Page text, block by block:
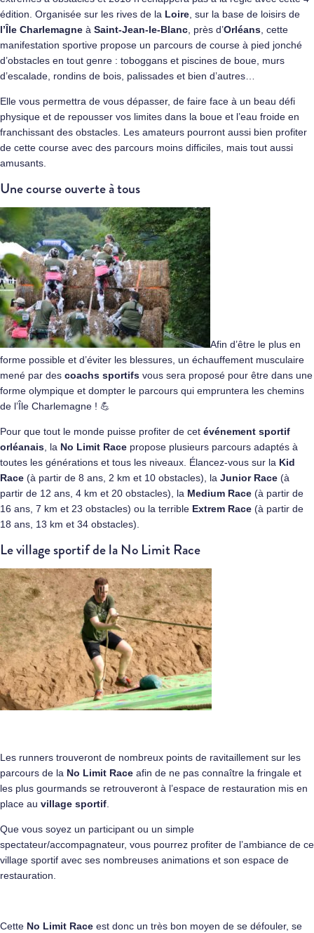
édition. Organisée sur les rives de la Loire , sur la base de loisirs de
l’Île Charlemagne à Saint-Jean-le-Blanc , près d’Orléans , cette
manifestation sportive propose un parcours de course à pied jonché
d’obstacles en tout genre : toboggans et piscines de boue, murs
d’escalade, rondins de bois, palissades et bien d’autres…
Elle vous permettra de vous dépasser, de faire face à un beau défi
physique et de repousser vos limites dans la boue et l’eau froide en
franchissant des obstacles. Les amateurs pourront aussi bien profiter
de cette course avec des parcours moins difficiles, mais tout aussi
amusants.
Une course ouverte à tous
Afin d’être le plus en
forme possible et d’éviter les blessures, un échauffement musculaire
mené par des coachs sportifs vous sera proposé pour être dans une
forme olympique et dompter le parcours qui empruntera les chemins
de l’Île Charlemagne ! 💪
Pour que tout le monde puisse profiter de cet événement sportif
orléanais , la No Limit Race propose plusieurs parcours adaptés à
toutes les générations et tous les niveaux. Élancez-vous sur la Kid
Race (à partir de 8 ans, 2 km et 10 obstacles), la Junior Race (à
partir de 12 ans, 4 km et 20 obstacles), la Medium Race (à partir de
16 ans, 7 km et 23 obstacles) ou la terrible Extrem Race (à partir de
18 ans, 13 km et 34 obstacles).
Le village sportif de la No Limit Race
Les runners trouveront de nombreux points de ravitaillement sur les
parcours de la No Limit Race afin de ne pas connaître la fringale et
les plus gourmands se retrouveront à l’espace de restauration mis en
place au village sportif.
Que vous soyez un participant ou un simple
spectateur/accompagnateur, vous pourrez profiter de l’ambiance de ce
village sportif avec ses nombreuses animations et son espace de
restauration.
Cette No Limit Race est donc un très bon moyen de se défouler, se